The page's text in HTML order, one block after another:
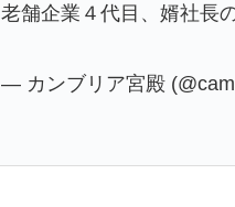
老舗企業４代目、婿社長
— カンブリア宮殿